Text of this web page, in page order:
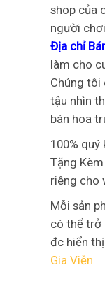
shop của
người chơi
Địa chỉ
làm cho
Chúng tôi
tậu nhìn
bán hoa
100%
Tặng
riêng cho
Mỗi sản
có thể trở
đc hiển
Gia Viễn